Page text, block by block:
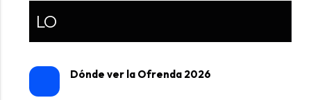
LO
Dónde ver la Ofrenda 2026